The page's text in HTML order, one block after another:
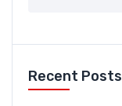
Recent Posts